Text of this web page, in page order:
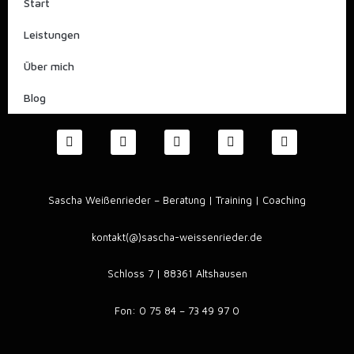
Leistungen
Über mich
Blog
F
a
o
X
i
L
i
d
I
n
g
m
B
l
Sascha Weißenrieder – Beratung | Training | Coaching
kontakt(@)sascha-weissenrieder.de
Schloss 7 | 88361 Altshausen
Fon: 0 75 84 – 73 49 97 0